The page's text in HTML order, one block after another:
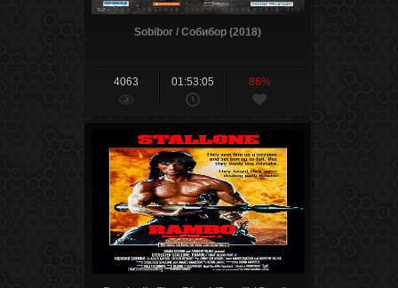
Sobibor / Собибор (2018)
4063 01:53:05 86%